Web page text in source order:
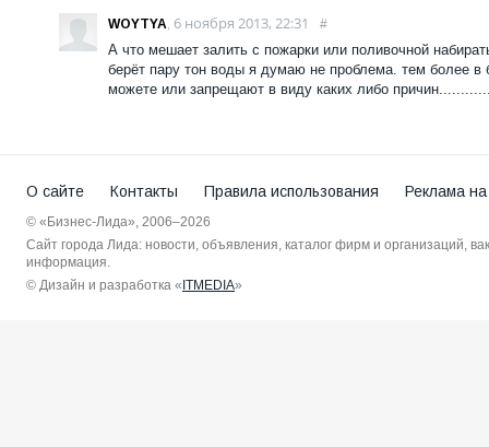
WOYTYA, 6 ноября 2013, 22:31 #
А что мешает залить с пожарки или поливочной
берёт пару тон воды я думаю не проблема. тем более в
можете или запрещают в виду каких либо
О сайте Контакты Правила использования Реклама
© «Бизнес-Лида», 2006–2026
Сайт города Лида: новости, объявления, каталог фирм и организаций,
информация.
© Дизайн и разработка « ITMEDIA»